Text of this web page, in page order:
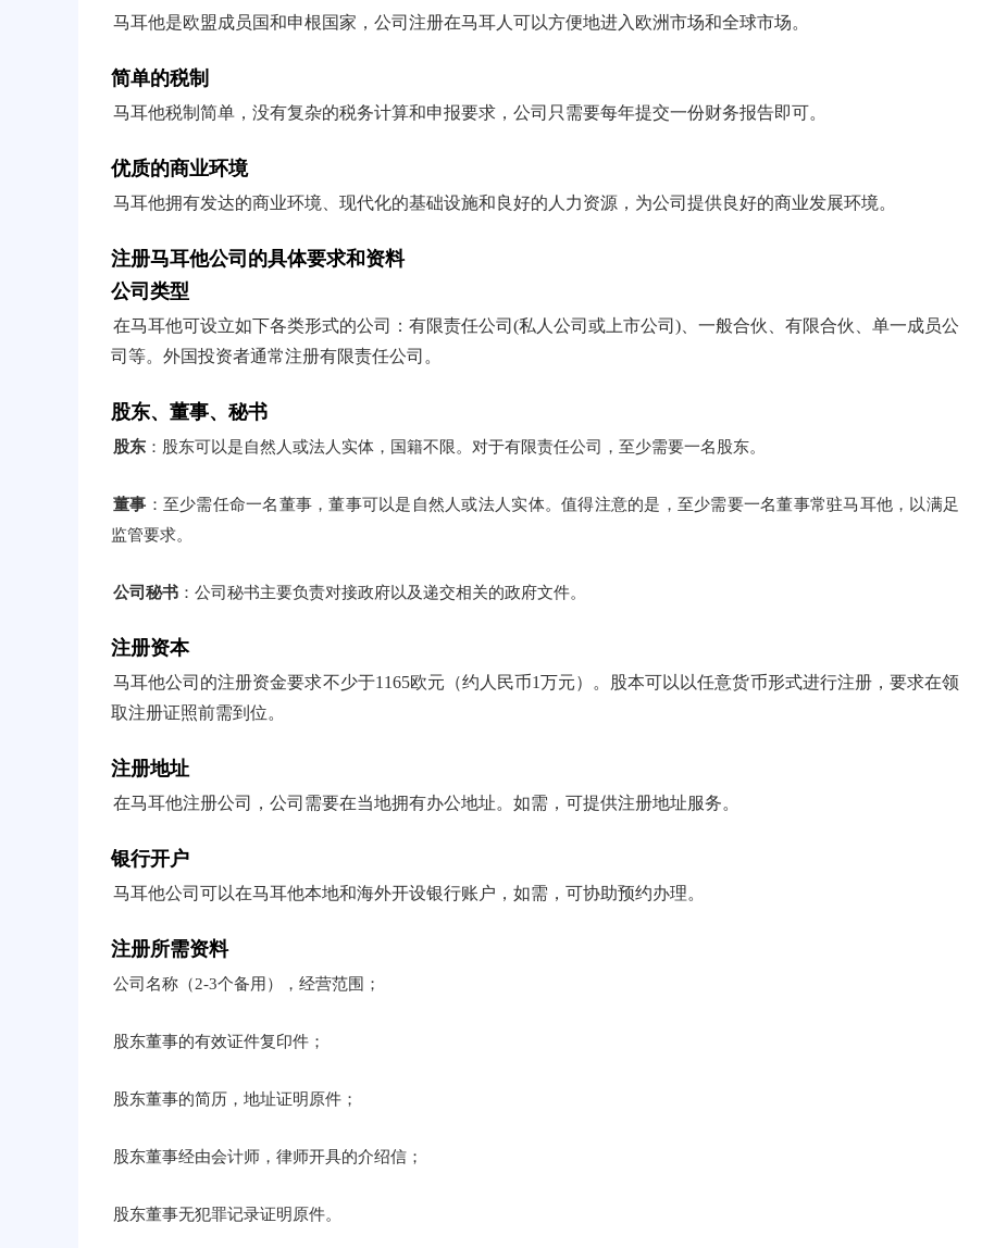
马耳他是欧盟成员国和申根国家，公司注册在马耳人可以方便地进入欧洲市场和全球市场。
简单的税制
马耳他税制简单，没有复杂的税务计算和申报要求，公司只需要每年提交一份财务报告即可。
优质的商业环境
马耳他拥有发达的商业环境、现代化的基础设施和良好的人力资源，为公司提供良好的商业发展环境。
注册马耳他公司的具体要求和资料
公司类型
在马耳他可设立如下各类形式的公司：有限责任公司(私人公司或上市公司)、一般合伙、有限合伙、单一成员公
司等。外国投资者通常注册有限责任公司。
股东、董事、秘书
股东 ：股东可以是自然人或法人实体，国籍不限。对于有限责任公司，至少需要一名股东。
董事 ：至少需任命一名董事，董事可以是自然人或法人实体。值得注意的是，至少需要一名董事常驻马耳他，以满足
监管要求。
公司秘书 ：公司秘书主要负责对接政府以及递交相关的政府文件。
注册资本
马耳他公司的注册资金要求不少于1165欧元（约人民币1万元）。股本可以以任意货币形式进行注册，要求在领
取注册证照前需到位。
注册地址
在马耳他注册公司，公司需要在当地拥有办公地址。如需，可提供注册地址服务。
银行开户
马耳他公司可以在马耳他本地和海外开设银行账户，如需，可协助预约办理。
注册所需资料
公司名称（2-3个备用），经营范围；
股东董事的有效证件复印件；
股东董事的简历，地址证明原件；
股东董事经由会计师，律师开具的介绍信；
股东董事无犯罪记录证明原件。